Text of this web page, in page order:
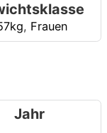
, Frauen
Jahr